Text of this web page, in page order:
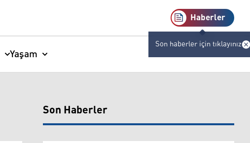
Haberler
Son haberler için tıklayınız
Yaşam
Son Haberler